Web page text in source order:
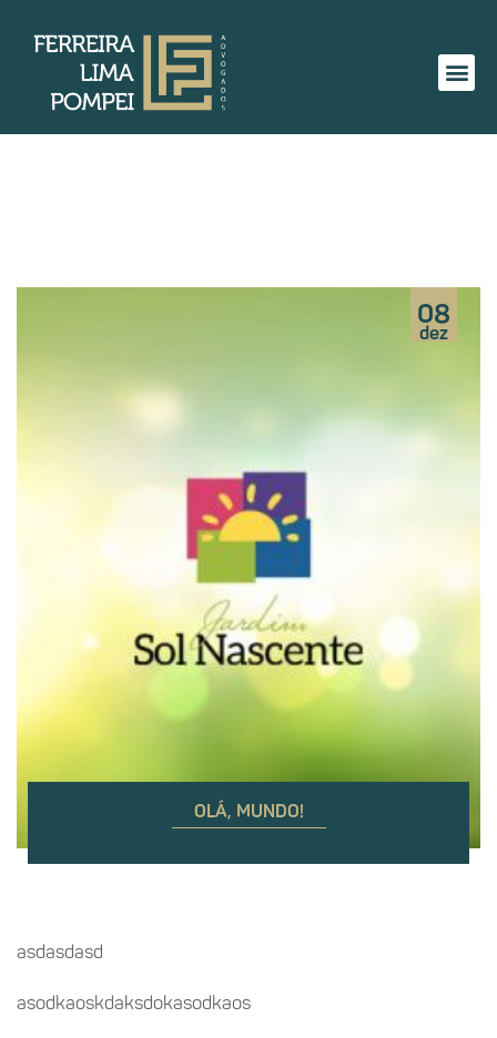
08
dez
OLÁ, MUNDO!
asdasdasd
asodkaoskdaksdokasodkaos